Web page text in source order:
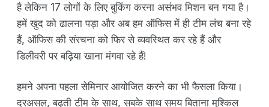
है लेकिन 17 लोगों के लिए बुकिंग करना असंभव मिशन बन गया है।
हमें खुद को ढालना पड़ा और अब हम ऑफिस में ही टीम लंच बना रहे
हैं, ऑफिस की संरचना को फिर से व्यवस्थित कर रहे हैं और
डिलीवरी पर बढ़िया खाना मंगवा रहे हैं!
हमने अपना पहला सेमिनार आयोजित करने का भी फैसला किया।
दरअसल, बढ़ती टीम के साथ, सबके साथ समय बिताना मुश्किल